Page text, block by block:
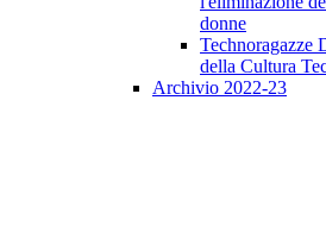
donne
Technoragazze
della Cultura
Archivio 2022-23